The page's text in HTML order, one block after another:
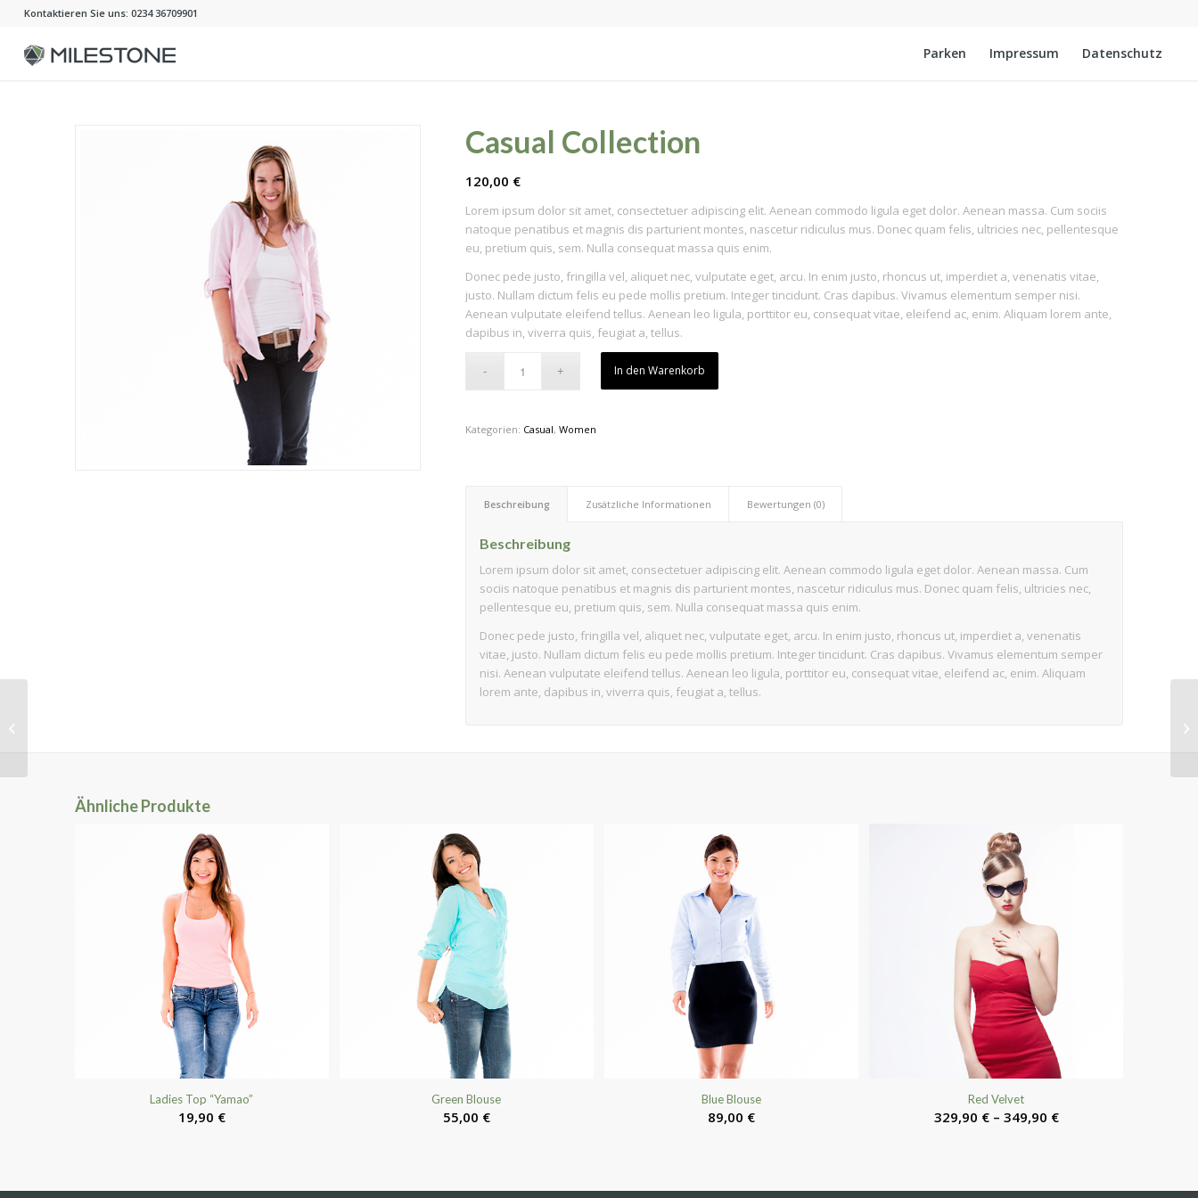
Kontaktieren Sie uns: 0234 36709901
Parken Impressum Datenschutz
Casual Collection
120,00 €
Lorem ipsum dolor sit amet, consectetuer adipiscing elit. Aenean commodo ligula eget dolor. Aenean massa. Cum sociis
natoque penatibus et magnis dis parturient montes, nascetur ridiculus mus. Donec quam felis, ultricies nec, pellentesque
eu, pretium quis, sem. Nulla consequat massa quis enim.
Donec pede justo, fringilla vel, aliquet nec, vulputate eget, arcu. In enim justo, rhoncus ut, imperdiet a, venenatis vitae,
justo. Nullam dictum felis eu pede mollis pretium. Integer tincidunt. Cras dapibus. Vivamus elementum semper nisi.
Aenean vulputate eleifend tellus. Aenean leo ligula, porttitor eu, consequat vitae, eleifend ac, enim. Aliquam lorem ante,
dapibus in, viverra quis, feugiat a, tellus.
In den Warenkorb
Kategorien: Casual, Women
Beschreibung Zusätzliche Informationen Bewertungen (0)
Beschreibung
Lorem ipsum dolor sit amet, consectetuer adipiscing elit. Aenean commodo ligula eget dolor. Aenean massa. Cum
sociis natoque penatibus et magnis dis parturient montes, nascetur ridiculus mus. Donec quam felis, ultricies nec,
pellentesque eu, pretium quis, sem. Nulla consequat massa quis enim.
Donec pede justo, fringilla vel, aliquet nec, vulputate eget, arcu. In enim justo, rhoncus ut, imperdiet a, venenatis
vitae, justo. Nullam dictum felis eu pede mollis pretium. Integer tincidunt. Cras dapibus. Vivamus elementum semper
nisi. Aenean vulputate eleifend tellus. Aenean leo ligula, porttitor eu, consequat vitae, eleifend ac, enim. Aliquam
lorem ante, dapibus in, viverra quis, feugiat a, tellus.
Ähnliche Produkte
Ladies Top “Yamao”
19,90 €
Green Blouse
55,00 €
Blue Blouse
89,00 €
Red Velvet
329,90 €– 349,90 €